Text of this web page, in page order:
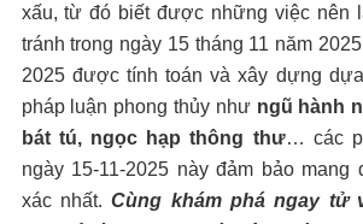
xấu, từ đó biết được những việc nên
tránh trong ngày 15 tháng 11 năm
2025 được tính toán và xây dựng
pháp luận phong thủy như ngũ hành
bát tú, ngọc hạp thông thư… các
ngày 15-11-2025 này đảm bảo mang
xác nhất.Cùng khám phá ngay tử